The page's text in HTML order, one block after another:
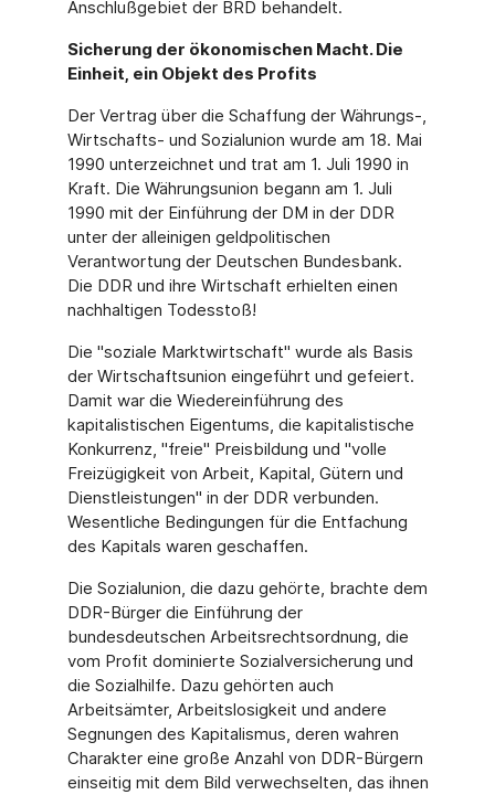
Anschlußgebiet der BRD behandelt.
Sicherung der ökonomischen Macht. Die
Einheit, ein Objekt des Profits
Der Vertrag über die Schaffung der Währungs-,
Wirtschafts- und Sozialunion wurde am 18. Mai
1990 unterzeichnet und trat am 1. Juli 1990 in
Kraft. Die Währungsunion begann am 1. Juli
1990 mit der Einführung der DM in der DDR
unter der alleinigen geldpolitischen
Verantwortung der Deutschen Bundesbank.
Die DDR und ihre Wirtschaft erhielten einen
nachhaltigen Todesstoß!
Die "soziale Marktwirtschaft" wurde als Basis
der Wirtschaftsunion eingeführt und gefeiert.
Damit war die Wiedereinführung des
kapitalistischen Eigentums, die kapitalistische
Konkurrenz, "freie" Preisbildung und "volle
Freizügigkeit von Arbeit, Kapital, Gütern und
Dienstleistungen" in der DDR verbunden.
Wesentliche Bedingungen für die Entfachung
des Kapitals waren geschaffen.
Die Sozialunion, die dazu gehörte, brachte dem
DDR-Bürger die Einführung der
bundesdeutschen Arbeitsrechtsordnung, die
vom Profit dominierte Sozialversicherung und
die Sozialhilfe. Dazu gehörten auch
Arbeitsämter, Arbeitslosigkeit und andere
Segnungen des Kapitalismus, deren wahren
Charakter eine große Anzahl von DDR-Bürgern
einseitig mit dem Bild verwechselten, das ihnen